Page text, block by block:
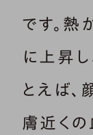
です。
に上昇し
とえば、
膚近く